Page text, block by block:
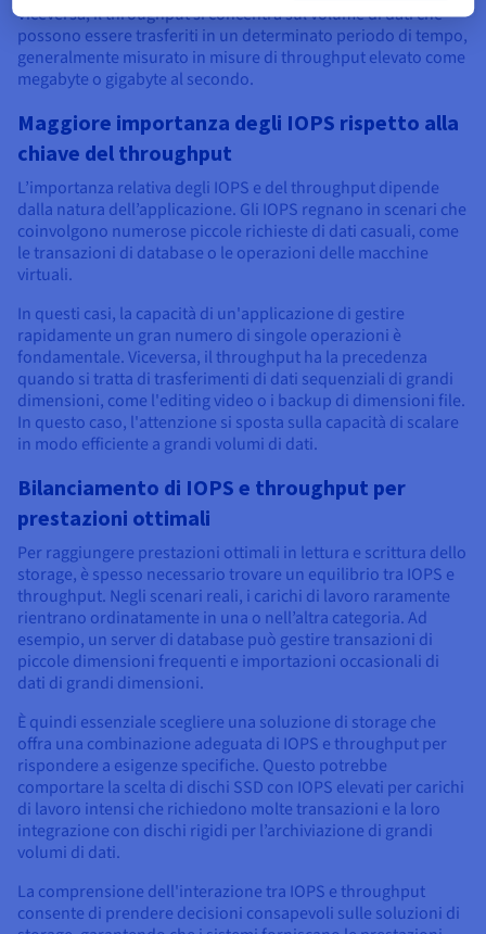
Viceversa, il throughput si concentra sul volume di dati che
possono essere trasferiti in un determinato periodo di tempo,
generalmente misurato in misure di throughput elevato come
megabyte o gigabyte al secondo.
Maggiore importanza degli IOPS rispetto alla
chiave del throughput
L’importanza relativa degli IOPS e del throughput dipende
dalla natura dell’applicazione. Gli IOPS regnano in scenari che
coinvolgono numerose piccole richieste di dati casuali, come
le transazioni di database o le operazioni delle macchine
virtuali.
In questi casi, la capacità di un'applicazione di gestire
rapidamente un gran numero di singole operazioni è
fondamentale. Viceversa, il throughput ha la precedenza
quando si tratta di trasferimenti di dati sequenziali di grandi
dimensioni, come l'editing video o i backup di dimensioni file.
In questo caso, l'attenzione si sposta sulla capacità di scalare
in modo efficiente a grandi volumi di dati.
Bilanciamento di IOPS e throughput per
prestazioni ottimali
Per raggiungere prestazioni ottimali in lettura e scrittura dello
storage, è spesso necessario trovare un equilibrio tra IOPS e
throughput. Negli scenari reali, i carichi di lavoro raramente
rientrano ordinatamente in una o nell’altra categoria. Ad
esempio, un server di database può gestire transazioni di
piccole dimensioni frequenti e importazioni occasionali di
dati di grandi dimensioni.
È quindi essenziale scegliere una soluzione di storage che
offra una combinazione adeguata di IOPS e throughput per
rispondere a esigenze specifiche. Questo potrebbe
comportare la scelta di dischi SSD con IOPS elevati per carichi
di lavoro intensi che richiedono molte transazioni e la loro
integrazione con dischi rigidi per l’archiviazione di grandi
volumi di dati.
La comprensione dell'interazione tra IOPS e throughput
consente di prendere decisioni consapevoli sulle soluzioni di